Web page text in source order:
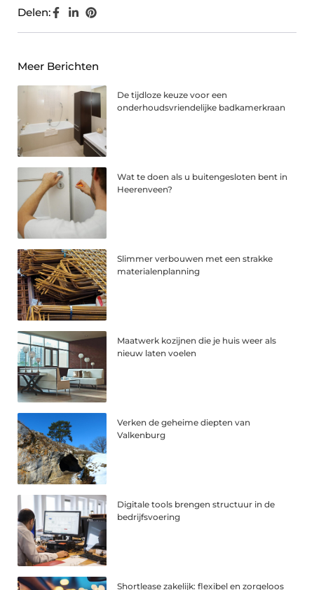
Delen:
Meer Berichten
De tijdloze keuze voor een
onderhoudsvriendelijke badkamerkraan
Wat te doen als u buitengesloten bent in
Heerenveen?
Slimmer verbouwen met een strakke
materialenplanning
Maatwerk kozijnen die je huis weer als
nieuw laten voelen
Verken de geheime diepten van
Valkenburg
Digitale tools brengen structuur in de
bedrijfsvoering
Shortlease zakelijk: flexibel en zorgeloos